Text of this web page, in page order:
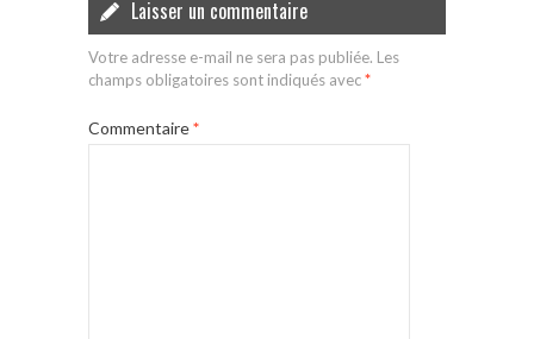
Laisser un commentaire
Votre adresse e-mail ne sera pas publiée. Les
champs obligatoires sont indiqués avec*
Commentaire*